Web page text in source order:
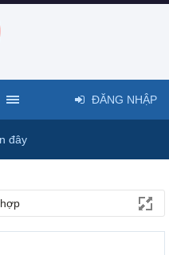
đây
ĐĂNG NHẬP